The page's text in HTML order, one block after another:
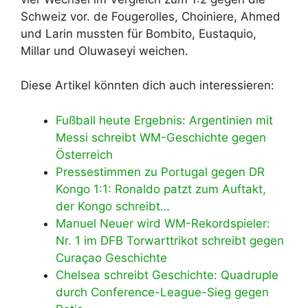
Schweiz vor. de Fougerolles, Choiniere, Ahmed
und Larin mussten für Bombito, Eustaquio,
Millar und Oluwaseyi weichen.
Diese Artikel könnten dich auch interessieren:
Fußball heute Ergebnis: Argentinien mit
Messi schreibt WM-Geschichte gegen
Österreich
Pressestimmen zu Portugal gegen DR
Kongo 1:1: Ronaldo patzt zum Auftakt,
der Kongo schreibt…
Manuel Neuer wird WM-Rekordspieler:
Nr. 1 im DFB Torwarttrikot schreibt gegen
Curaçao Geschichte
Chelsea schreibt Geschichte: Quadruple
durch Conference-League-Sieg gegen